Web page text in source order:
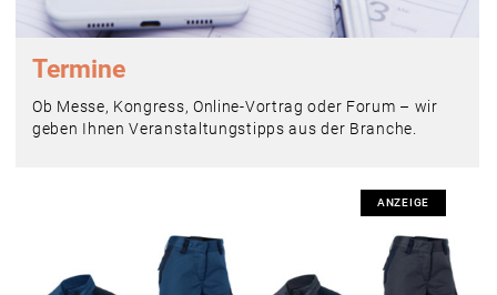
Termine
Ob Messe, Kongress, Online-Vortrag oder Forum – wir
geben Ihnen Veranstaltungstipps aus der Branche.
ANZEIGE